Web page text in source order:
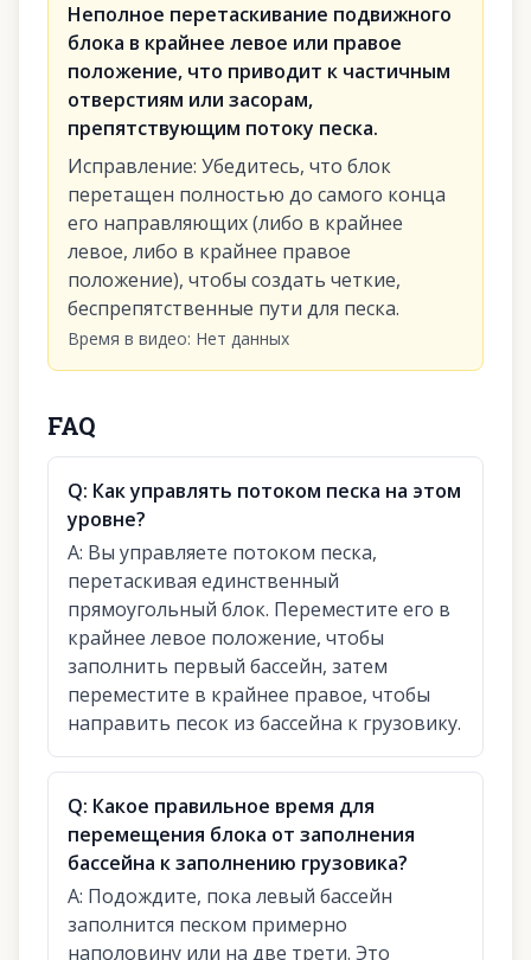
Неполное перетаскивание подвижного
блока в крайнее левое или правое
положение, что приводит к частичным
отверстиям или засорам,
препятствующим потоку песка.
Исправление: Убедитесь, что блок
перетащен полностью до самого конца
его направляющих (либо в крайнее
левое, либо в крайнее правое
положение), чтобы создать четкие,
беспрепятственные пути для песка.
Время в видео: Нет данных
FAQ
Q: Как управлять потоком песка на этом
уровне?
A: Вы управляете потоком песка,
перетаскивая единственный
прямоугольный блок. Переместите его в
крайнее левое положение, чтобы
заполнить первый бассейн, затем
переместите в крайнее правое, чтобы
направить песок из бассейна к грузовику.
Q: Какое правильное время для
перемещения блока от заполнения
бассейна к заполнению грузовика?
A: Подождите, пока левый бассейн
заполнится песком примерно
наполовину или на две трети. Это